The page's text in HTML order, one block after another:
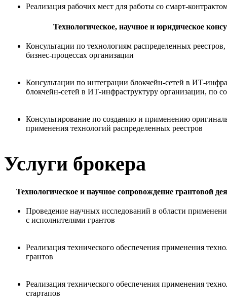
Реализация рабочих мест для работы со смарт-
Технологическое, научное и юридическое
Консультации по технологиям распределенных
бизнес-процессах организации
Консультации по интеграции блокчейн-сетей в ИТ-
блокчейн-сетей в ИТ-инфраструктуру организации, по
Консультирование по созданию и применению
применения технологий распределенных реестров
Услуги брокера
Технологическое и научное сопровождение грантовой
Проведение научных исследований в области
с исполнителями грантов
Реализация технического обеспечения применения
грантов
Реализация технического обеспечения применения
стартапов